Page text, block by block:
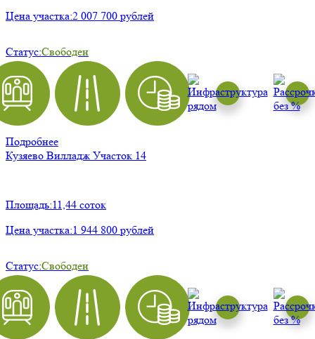
Цена участка:2 007 700 рублей
Статус:Свободен
Подробнее
Кузяево Вилладж Участок 14
Площадь:11,44 соток
Цена участка:1 944 800 рублей
Статус:Свободен